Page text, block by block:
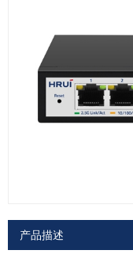
产品描述